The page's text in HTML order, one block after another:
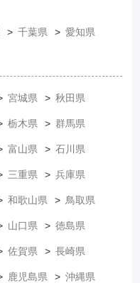
千葉県 愛知県
宮城県 秋田県
栃木県 群馬県
富山県 石川県
三重県 兵庫県
和歌山県 鳥取県
山口県 徳島県
佐賀県 長崎県
鹿児島県 沖縄県